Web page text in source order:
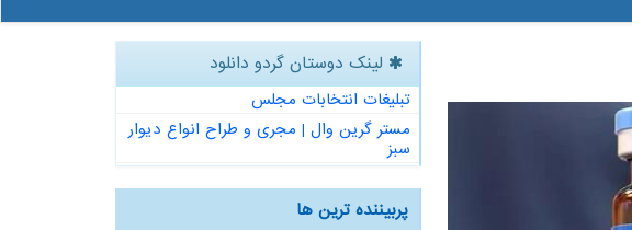
لینک دوستان گردو دانلود
تبلیغات انتخابات مجلس
مستر گرین وال | مجری و طراح انواع دیوار
سبز
پربیننده ترین ها